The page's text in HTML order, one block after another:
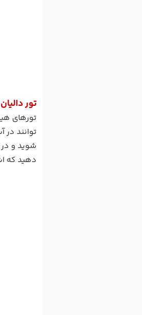
تور
تورهای
توانند
شوید و در
دهید که